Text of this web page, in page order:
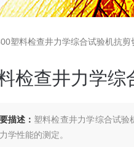
塑料检查井力学综合试验机抗剪
检查井力学综
描述： 塑料检查井力学综合试
学性能的测定。